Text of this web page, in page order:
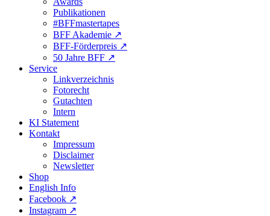
Publikationen
#BFFmastertapes
BFF Akademie ↗︎
BFF-Förderpreis ↗︎
50 Jahre BFF ↗︎
Service
Linkverzeichnis
Fotorecht
Gutachten
Intern
KI Statement
Kontakt
Impressum
Disclaimer
Newsletter
Shop
English Info
Facebook ↗︎
Instagram ↗︎